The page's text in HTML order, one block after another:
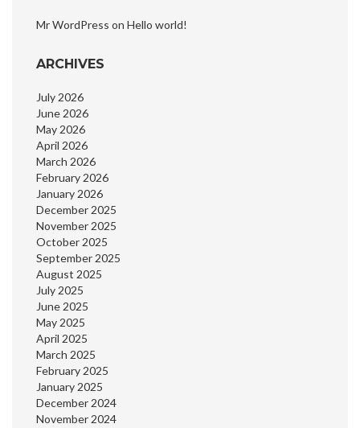
Mr WordPress on Hello world!
ARCHIVES
July 2026
June 2026
May 2026
April 2026
March 2026
February 2026
January 2026
December 2025
November 2025
October 2025
September 2025
August 2025
July 2025
June 2025
May 2025
April 2025
March 2025
February 2025
January 2025
December 2024
November 2024